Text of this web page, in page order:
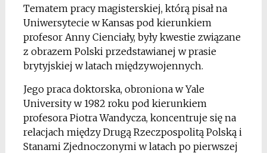
Tematem pracy magisterskiej, którą pisał na
Uniwersytecie w Kansas pod kierunkiem
profesor Anny Cienciały, były kwestie związane
z obrazem Polski przedstawianej w prasie
brytyjskiej w latach międzywojennych.
Jego praca doktorska, obroniona w Yale
University w 1982 roku pod kierunkiem
profesora Piotra Wandycza, koncentruje się na
relacjach między Drugą Rzeczpospolitą Polską i
Stanami Zjednoczonymi w latach po pierwszej